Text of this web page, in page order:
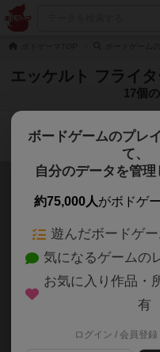
エッケルト フライ
17個
30分前後
ボードゲームのプレ
て、
自分のデータを管理
約75,000人がボドゲ
遊んだボードゲ
気になるゲームの
お気に入り作品・
有
ログイン / 会員登録